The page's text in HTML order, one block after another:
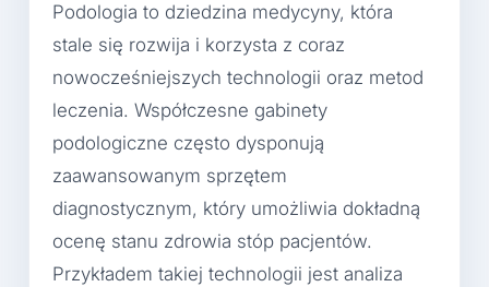
Podologia to dziedzina medycyny, która
stale się rozwija i korzysta z coraz
nowocześniejszych technologii oraz metod
leczenia. Współczesne gabinety
podologiczne często dysponują
zaawansowanym sprzętem
diagnostycznym, który umożliwia dokładną
ocenę stanu zdrowia stóp pacjentów.
Przykładem takiej technologii jest analiza